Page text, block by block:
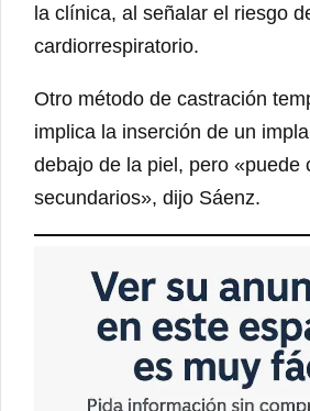
la clínica, al señalar el riesgo
cardiorrespiratorio.
Otro método de castración
implica la inserción de un
debajo de la piel, pero «puede
secundarios», dijo Sáenz.